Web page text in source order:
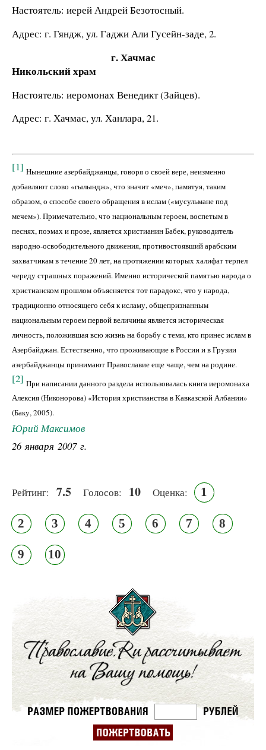
Настоятель: иерей Андрей Безотосный.
Адрес: г. Гяндж, ул. Гаджи Али Гусейн-заде, 2.
г. Хачмас
Никольский храм
Настоятель: иеромонах Венедикт (Зайцев).
Адрес: г. Хачмас, ул. Ханлара, 21.
[1] Нынешние азербайджанцы, говоря о своей вере, неизменно
добавляют слово «гылындж», что значит «меч», памятуя, таким
образом, о способе своего обращения в ислам («мусульмане под
мечем»). Примечательно, что национальным героем, воспетым в
песнях, поэмах и прозе, является христианин Бабек, руководитель
народно-освободительного движения, противостоявший арабским
захватчикам в течение 20 лет, на протяжении которых халифат терпел
череду страшных поражений. Именно исторической памятью народа о
христианском прошлом объясняется тот парадокс, что у народа,
традиционно относящего себя к исламу, общепризнанным
национальным героем первой величины является историческая
личность, положившая всю жизнь на борьбу с теми, кто принес ислам в
Азербайджан. Естественно, что проживающие в России и в Грузии
азербайджанцы принимают Православие еще чаще, чем на родине.
[2] При написании данного раздела использовалась книга иеромонаха
Алексия (Никонорова) «История христианства в Кавказской Албании»
(Баку, 2005).
Юрий Максимов
26 января 2007 г.
Рейтинг: 7.5 Голосов: 10 Оценка: 1
2 3 4 5 6 7 8
9 10